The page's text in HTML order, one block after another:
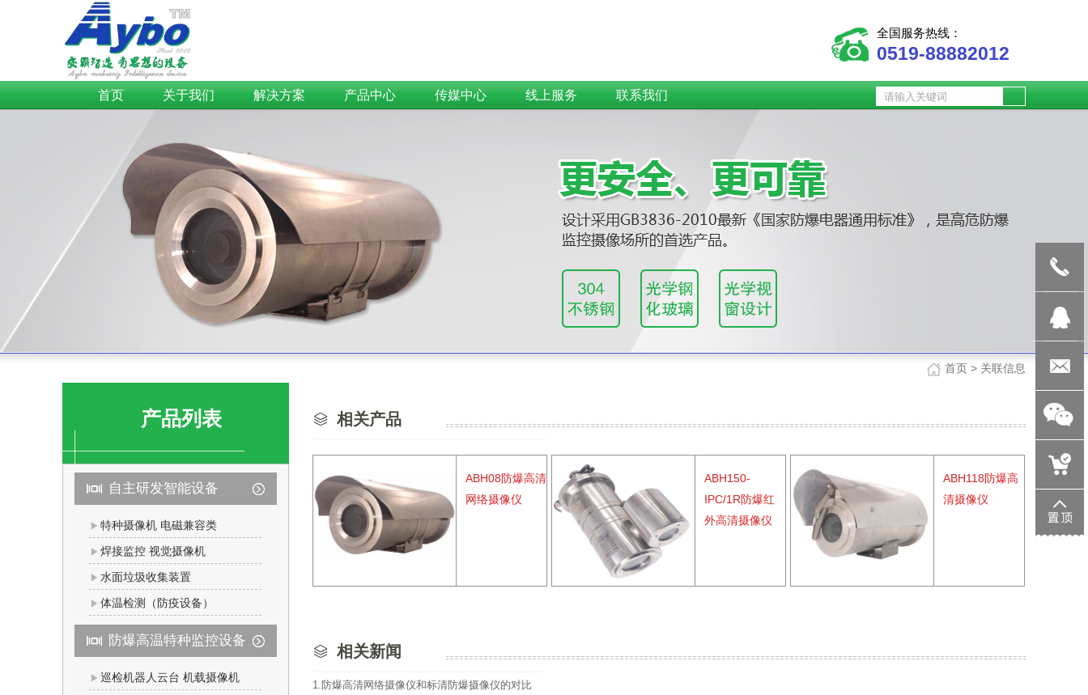
全国服务热线：
0519-88882012
首页 关于我们 解决方案 产品中心 传媒中心 线上服务 联系我们
首页 > 关联信息
产品列表
自主研发智能设备
特种摄像机 电磁兼容类
焊接监控 视觉摄像机
水面垃圾收集装置
体温检测（防疫设备）
防爆高温特种监控设备
巡检机器人云台 机载摄像机
相关产品
ABH08防爆高清
网络摄像仪
ABH150-
IPC/1R防爆红
外高清摄像仪
ABH118防爆高
清摄像仪
相关新闻
1.防爆高清网络摄像仪和标清防爆摄像仪的对比
0519-
88882012
82398883